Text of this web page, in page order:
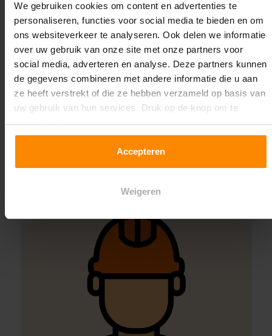
We gebruiken cookies om content en advertenties te
personaliseren, functies voor social media te bieden en om
ons websiteverkeer te analyseren. Ook delen we informatie
over uw gebruik van onze site met onze partners voor
social media, adverteren en analyse. Deze partners kunnen
de gegevens combineren met andere informatie die u aan
ze heeft verstrekt of die ze hebben verzameld op basis van
uw gebruik van hun services. Druk op de knop om te
accepteren!
Accepteren
Weigeren
Een maat die niet op de site staat? Hogere
draagkrachten? Speciale uitvoeringen? Onze
experts werken het graag uit! Maatwerk is onze
specialiteit!
Laat ons het doen!